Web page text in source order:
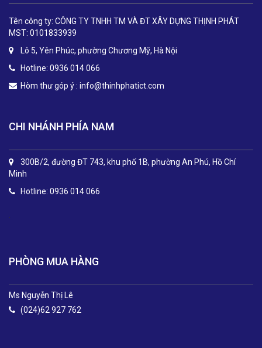
Tên công ty: CÔNG TY TNHH TM VÀ ĐT XÂY DỰNG THỊNH PHÁT
MST: 0101833939
Lô 5, Yên Phúc, phường Chương Mỹ, Hà Nội
Hotline: 0936 014 066
Hòm thư góp ý : info@thinhphatict.com
CHI NHÁNH PHÍA NAM
300B/2, đường ĐT 743, khu phố 1B, phường An Phú, Hồ Chí
Minh
Hotline: 0936 014 066
PHÒNG MUA HÀNG
Ms Nguyễn Thị Lê
(024)62 927 762